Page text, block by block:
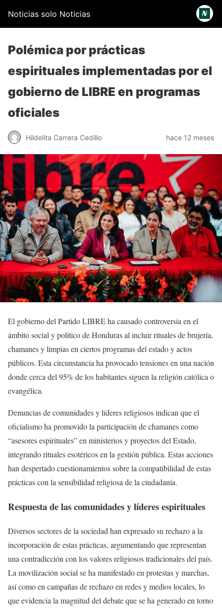
Noticias solo Noticias
Polémica por prácticas
espirituales implementadas por el
gobierno de LIBRE en programas
oficiales
Hildelita Carrera Cedillo hace 12 meses
El gobierno del Partido LIBRE ha causado controversia en el
ámbito social y político de Honduras al incluir rituales de brujería,
chamanes y limpias en ciertos programas del estado y actos
públicos. Esta circunstancia ha provocado tensiones en una nación
donde cerca del 95% de los habitantes siguen la religión católica o
evangélica.
Denuncias de comunidades y líderes religiosos indican que el
oficialismo ha promovido la participación de chamanes como
“asesores espirituales” en ministerios y proyectos del Estado,
integrando rituales esotéricos en la gestión pública. Estas acciones
han despertado cuestionamientos sobre la compatibilidad de estas
prácticas con la sensibilidad religiosa de la ciudadanía.
Respuesta de las comunidades y líderes espirituales
Diversos sectores de la sociedad han expresado su rechazo a la
incorporación de estas prácticas, argumentando que representan
una contradicción con los valores religiosos tradicionales del país.
La movilización social se ha manifestado en protestas y marchas,
así como en campañas de rechazo en redes y medios locales, lo
que evidencia la magnitud del debate que se ha generado en torno